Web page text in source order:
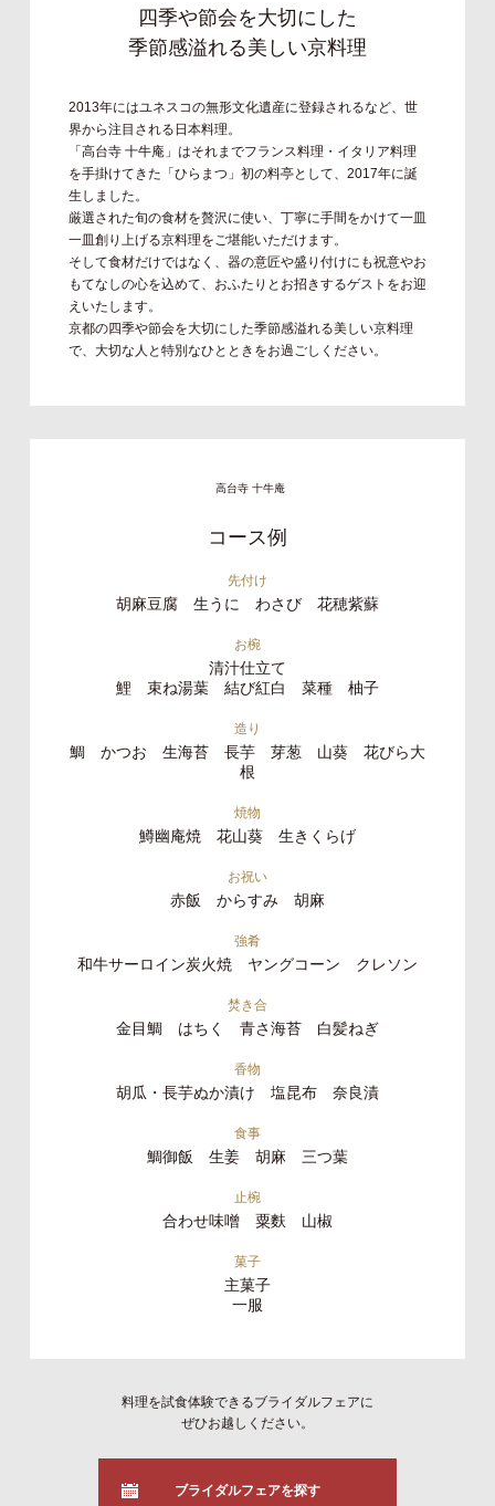
四季や節会を大切にした
季節感溢れる美しい京料理
2013年にはユネスコの無形文化遺産に登録されるなど、世
界から注目される日本料理。
「高台寺 十牛庵」はそれまでフランス料理・イタリア料理
を手掛けてきた「ひらまつ」初の料亭として、2017年に誕
生しました。
厳選された旬の食材を贅沢に使い、丁寧に手間をかけて一皿
一皿創り上げる京料理をご堪能いただけます。
そして食材だけではなく、器の意匠や盛り付けにも祝意やお
もてなしの心を込めて、おふたりとお招きするゲストをお迎
えいたします。
京都の四季や節会を大切にした季節感溢れる美しい京料理
で、大切な人と特別なひとときをお過ごしください。
高台寺 十牛庵
コース例
先付け
胡麻豆腐 生うに わさび 花穂紫蘇
お椀
清汁仕立て
鯉 束ね湯葉 結び紅白 菜種 柚子
造り
鯛 かつお 生海苔 長芋 芽葱 山葵 花びら大
根
焼物
鱒幽庵焼 花山葵 生きくらげ
お祝い
赤飯 からすみ 胡麻
強肴
和牛サーロイン炭火焼 ヤングコーン クレソン
焚き合
金目鯛 はちく 青さ海苔 白髪ねぎ
香物
胡瓜・長芋ぬか漬け 塩昆布 奈良漬
食事
鯛御飯 生姜 胡麻 三つ葉
止椀
合わせ味噌 粟麩 山椒
菓子
主菓子
一服
料理を試食体験できるブライダルフェアに
ぜひお越しください。
ブライダルフェアを探す